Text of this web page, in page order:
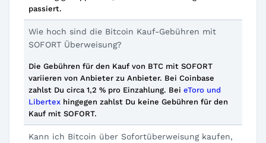
passiert.
Wie hoch sind die Bitcoin Kauf-Gebühren mit
SOFORT Überweisung?
Die Gebühren für den Kauf von BTC mit SOFORT
variieren von Anbieter zu Anbieter. Bei Coinbase
zahlst Du circa 1,2 % pro Einzahlung. Bei eToro und
Libertex hingegen zahlst Du keine Gebühren für den
Kauf mit SOFORT.
Kann ich Bitcoin über Sofortüberweisung kaufen,